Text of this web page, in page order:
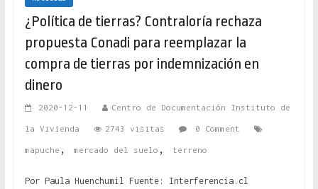
¿Política de tierras? Contraloría rechaza
propuesta Conadi para reemplazar la
compra de tierras por indemnización en
dinero
2020-12-11 Centro de Documentación Instituto de
la Vivienda 2743 visitas 0 Comment
mapuche , mercado del suelo , terreno
Por Paula Huenchumil Fuente: Interferencia.cl